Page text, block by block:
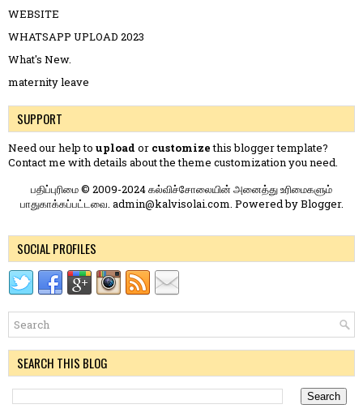
WEBSITE
WHATSAPP UPLOAD 2023
What's New.
maternity leave
SUPPORT
Need our help to upload or customizethis blogger template?
Contact me with details about the theme customization you need.
பதிப்புரிமை © 2009-2024 கல்விச்சோலையின் அனைத்து உரிமைகளும்
பாதுகாக்கப்பட்டவை. admin@kalvisolai.com. Powered byBlogger.
SOCIAL PROFILES
SEARCH THIS BLOG